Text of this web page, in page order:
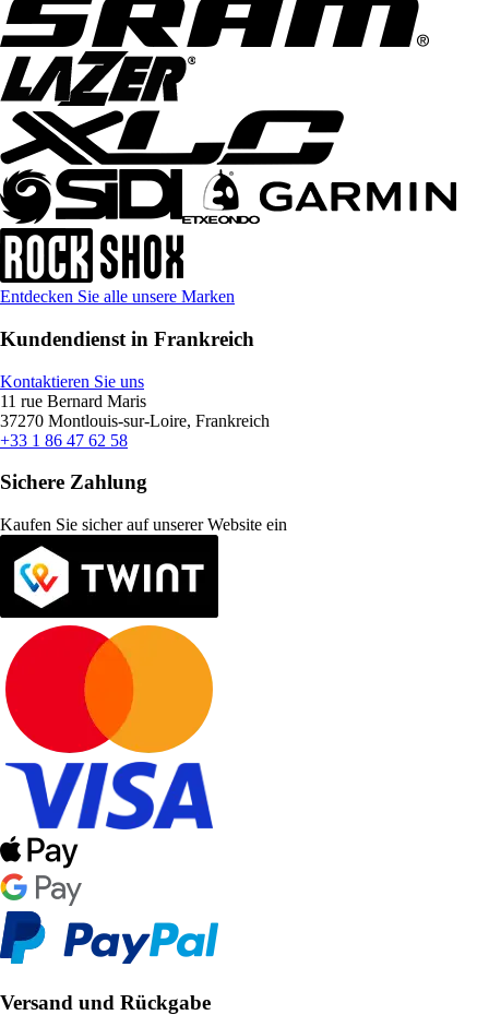
Entdecken Sie alle unsere Marken
Kundendienst in Frankreich
Kontaktieren Sie uns
11 rue Bernard Maris
37270 Montlouis-sur-Loire, Frankreich
+33 1 86 47 62 58
Sichere Zahlung
Kaufen Sie sicher auf unserer Website ein
Versand und Rückgabe